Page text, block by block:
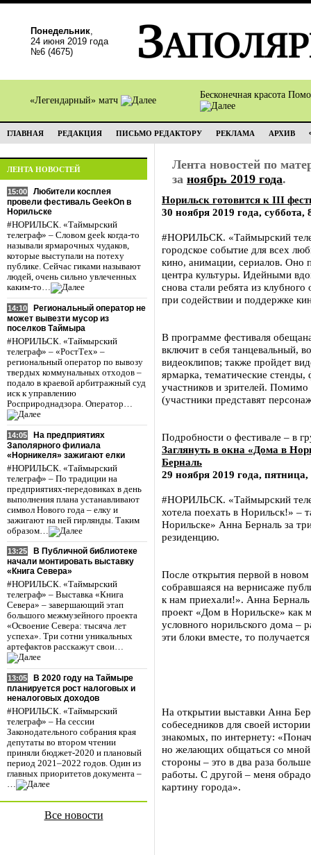
Понедельник,
24 июня 2019 года
№6 (4675)
«Легендарный» матч
Бесконечная красота
ГЛАВНАЯ РЕДАКЦИЯ ПИСЬМО РЕДАКТОРУ РЕКЛАМА АРХИВ
ЛЕНТА НОВОСТЕЙ
15:00
Любители косплея
провели фестиваль GeekOn в
Норильске
#НОРИЛЬСК. «Таймырский
телеграф» – Словом geek когда-то
называли ярмарочных чудаков,
которые выступали на потеху
публике. Сейчас гиками называют
людей, очень сильно увлеченных
каким-то…
14:10
Региональный оператор не
может вывезти мусор из
поселков Таймыра
#НОРИЛЬСК. «Таймырский
телеграф» – «РостТех» –
региональный оператор по вывозу
твердых коммунальных отходов –
подало в краевой арбитражный суд
иск к управлению
Росприроднадзора. Оператор…
14:05
На предприятиях
Заполярного филиала
«Норникеля» зажигают елки
#НОРИЛЬСК. «Таймырский
телеграф» – По традиции на
предприятиях-передовиках в день
выполнения плана устанавливают
символ Нового года – елку и
зажигают на ней гирлянды. Таким
образом…
13:25
В Публичной библиотеке
начали монтировать выставку
«Книга Севера»
#НОРИЛЬСК. «Таймырский
телеграф» – Выставка «Книга
Севера» – завершающий этап
большого межмузейного проекта
«Освоение Севера: тысяча лет
успеха». Три сотни уникальных
артефактов расскажут свои…
13:05
В 2020 году на Таймыре
планируется рост налоговых и
неналоговых доходов
#НОРИЛЬСК. «Таймырский
телеграф» – На сессии
Законодательного собрания края
депутаты во втором чтении
приняли бюджет-2020 и плановый
период 2021–2022 годов. Один из
главных приоритетов документа –
…
Все новости
Лента новостей по
за ноябрь 2019 года.
Норильск готовится к III
30 ноября 2019 года, суббота,
#НОРИЛЬСК. «Таймырский
городское событие для всех
кино, анимации, сериалов. Оно
центра культуры. Идейными
снова стали ребята из
при содействии и поддержке
В программе фестиваля
включит в себя танцевальный,
видеоклипов; также пройдет
ярмарка, тематические стенды,
участников и зрителей. Помимо
(участники представят
Подробности о фестивале – в
Заглянуть в окна «Дома в
Берналь
29 ноября 2019 года, пятница,
#НОРИЛЬСК. «Таймырский
хотела поехать в Норильск!» –
Норильске» Анна Берналь за
резиденцию.
После открытия первой в новом
собравшаяся на вернисаже
к нам приехали!». Анна Берналь
проект «Дом в Норильске» как
условного норильского дома –
эти блоки вместе, то
На открытии выставки Анна
собеседников для своей
знакомых, по интернету:
но желающих общаться со мной
стороны – это в два раза
работы. С другой – меня
картину города».